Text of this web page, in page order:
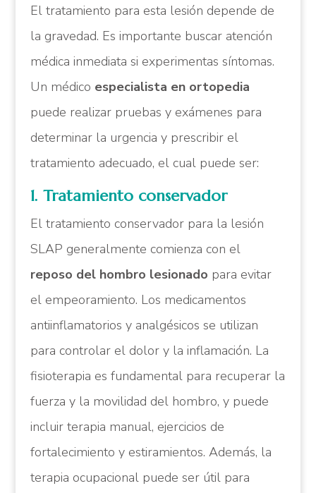
El tratamiento para esta lesión depende de
la gravedad. Es importante buscar atención
médica inmediata si experimentas síntomas.
Un médico especialista en ortopedia
puede realizar pruebas y exámenes para
determinar la urgencia y prescribir el
tratamiento adecuado, el cual puede ser:
1. Tratamiento conservador
El tratamiento conservador para la lesión
SLAP generalmente comienza con el
reposo del hombro lesionado para evitar
el empeoramiento. Los medicamentos
antiinflamatorios y analgésicos se utilizan
para controlar el dolor y la inflamación. La
fisioterapia es fundamental para recuperar la
fuerza y la movilidad del hombro, y puede
incluir terapia manual, ejercicios de
fortalecimiento y estiramientos. Además, la
terapia ocupacional puede ser útil para